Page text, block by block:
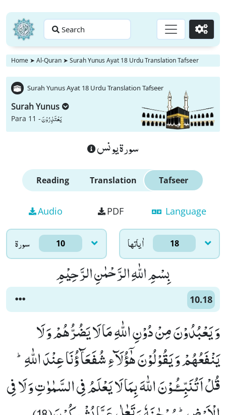
Search Go
Home ➤ Al-Quran ➤ Surah Yunus Ayat 18 Urdu Translation Tafseer
Surah Yunus Ayat 18 Urdu Translation Tafseer
Surah Yunus
Para 11 -یَعْتَذِرُوْنَ
سورة يونس
Reading Translation Tafseer
Audio PDF Language
سورۃ 10 اٰياتها 18
بِسْمِ اللّٰهِ الرَّحْمٰنِ الرَّحِیْمِ
10.18
وَ یَعْبُدُوْنَ مِنْ دُوْنِ اللّٰهِ مَا لَا یَضُرُّهُمْ وَ لَا
یَنْفَعُهُمْ وَ یَقُوْلُوْنَ هٰۤؤُلَآءِ شُفَعَآؤُنَا عِنْدَ اللّٰهِؕ-
قُلْ اَتُنَبِّــٴُـوْنَ اللّٰهَ بِمَا لَا یَعْلَمُ فِی السَّمٰوٰتِ وَ لَا فِی